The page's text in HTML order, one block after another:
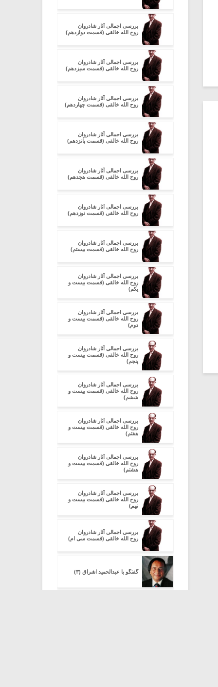
بررسی اجمالی آثار شادروان
روح الله خالقی (قسمت دوازدهم)
بررسی اجمالی آثار شادروان
روح الله خالقی (قسمت سیزدهم)
بررسی اجمالی آثار شادروان
روح الله خالقی (قسمت چهاردهم)
بررسی اجمالی آثار شادروان
روح الله خالقی (قسمت پانزدهم)
بررسی اجمالی آثار شادروان
روح الله خالقی (قسمت هجدهم)
بررسی اجمالی آثار شادروان
روح الله خالقی (قسمت نوزدهم)
بررسی اجمالی آثار شادروان
روح الله خالقی (قسمت بیستم)
بررسی اجمالی آثار شادروان
روح الله خالقی (قسمت بیست و
یکم)
بررسی اجمالی آثار شادروان
روح الله خالقی (قسمت بیست و
دوم)
بررسی اجمالی آثار شادروان
روح الله خالقی (قسمت بیست و
پنجم)
بررسی اجمالی آثار شادروان
روح الله خالقی (قسمت بیست و
ششم)
بررسی اجمالی آثار شادروان
روح الله خالقی (قسمت بیست و
هفتم)
بررسی اجمالی آثار شادروان
روح الله خالقی (قسمت بیست و
هشتم)
بررسی اجمالی آثار شادروان
روح الله خالقی (قسمت بیست و
نهم)
بررسی اجمالی آثار شادروان
روح الله خالقی (قسمت سی ام)
گفتگو با عبدالحمید اشراق (۳)